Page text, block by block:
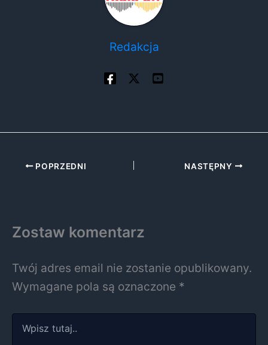
Redakcja
POPRZEDNI NASTĘPNY
Zostaw komentarz
Twój adres email nie zostanie opublikowany.
Wymagane pola są oznaczone *
tutaj..